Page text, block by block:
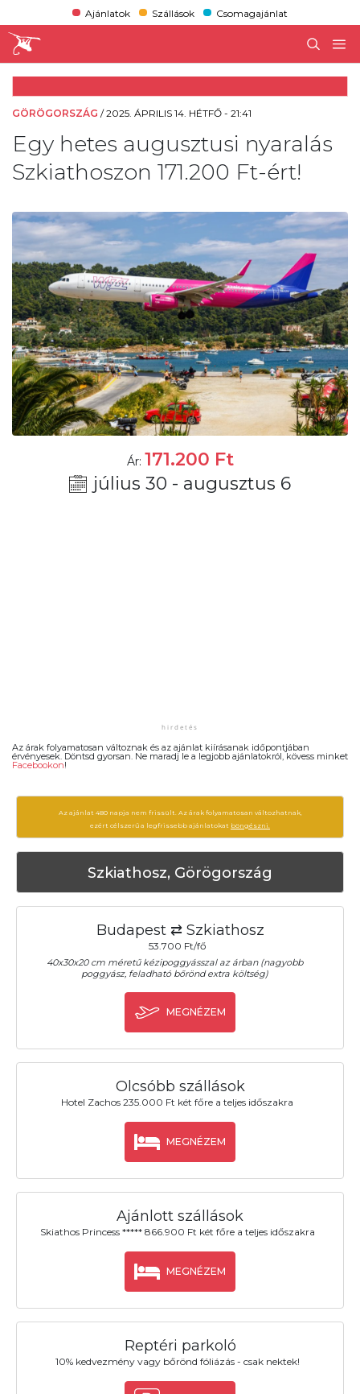
Ajánlatok Szállások Csomagajánlat
GÖRÖGORSZÁG /2025. ÁPRILIS 14. HÉTFŐ - 21:41
Egy hetes augusztusi nyaralás
Szkiathoszon 171.200 Ft-ért!
Ár: 171.200 Ft
július 30 - augusztus 6
Az árak folyamatosan változnak és az ajánlat kiírásanak időpontjában
érvényesek. Döntsd gyorsan. Ne maradj le a legjobb ajánlatokról, kövess minket
Facebookon!
Az ajánlat 480 napja nem frissült. Az árak folyamatosan változhatnak,
ezért célszerű a legfrissebb ajánlatokat böngészni.
Szkiathosz, Görögország
Budapest ⇄ Szkiathosz
53.700 Ft/fő
40x30x20 cm méretű kézipoggyásszal az árban (nagyobb
poggyász, feladható bőrönd extra költség)
MEGNÉZEM
Olcsóbb szállások
Hotel Zachos 235.000 Ft két főre a teljes időszakra
MEGNÉZEM
Ajánlott szállások
Skiathos Princess ***** 866.900 Ft két főre a teljes időszakra
MEGNÉZEM
Reptéri parkoló
10% kedvezmény vagy bőrönd fóliázás - csak nektek!